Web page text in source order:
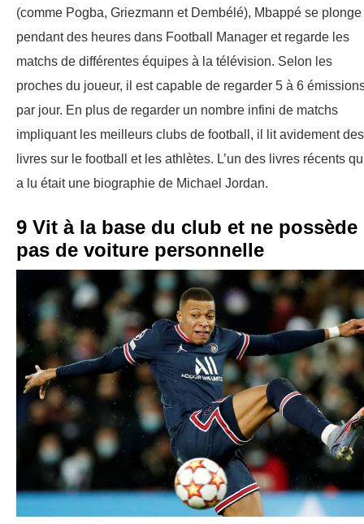
(comme Pogba, Griezmann et Dembélé), Mbappé se plonge
pendant des heures dans Football Manager et regarde les
matchs de différentes équipes à la télévision. Selon les
proches du joueur, il est capable de regarder 5 à 6
par jour. En plus de regarder un nombre infini de matchs
impliquant les meilleurs clubs de football, il lit avidement des
livres sur le football et les athlètes. L’un des livres récents
a lu était une biographie de Michael Jordan.
9 Vit à la base du club et ne possède
pas de voiture personnelle